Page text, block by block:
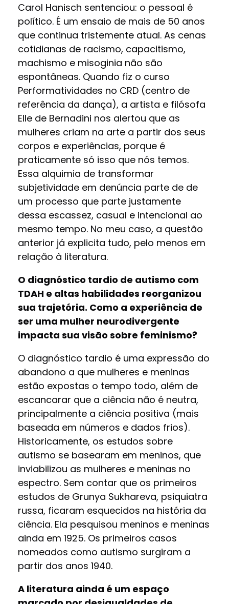
Carol Hanisch sentenciou: o pessoal é
político. É um ensaio de mais de 50 anos
que continua tristemente atual. As cenas
cotidianas de racismo, capacitismo,
machismo e misoginia não são
espontâneas. Quando fiz o curso
Performatividades no CRD (centro de
referência da dança), a artista e filósofa
Elle de Bernadini nos alertou que as
mulheres criam na arte a partir dos seus
corpos e experiências, porque é
praticamente só isso que nós temos.
Essa alquimia de transformar
subjetividade em denúncia parte de de
um processo que parte justamente
dessa escassez, casual e intencional ao
mesmo tempo. No meu caso, a questão
anterior já explicita tudo, pelo menos em
relação à literatura.
O diagnóstico tardio de autismo com
TDAH e altas habilidades reorganizou
sua trajetória. Como a experiência de
ser uma mulher neurodivergente
impacta sua visão sobre feminismo?
O diagnóstico tardio é uma expressão do
abandono a que mulheres e meninas
estão expostas o tempo todo, além de
escancarar que a ciência não é neutra,
principalmente a ciência positiva (mais
baseada em números e dados frios).
Historicamente, os estudos sobre
autismo se basearam em meninos, que
inviabilizou as mulheres e meninas no
espectro. Sem contar que os primeiros
estudos de Grunya Sukhareva, psiquiatra
russa, ficaram esquecidos na história da
ciência. Ela pesquisou meninos e meninas
ainda em 1925. Os primeiros casos
nomeados como autismo surgiram a
partir dos anos 1940.
A literatura ainda é um espaço